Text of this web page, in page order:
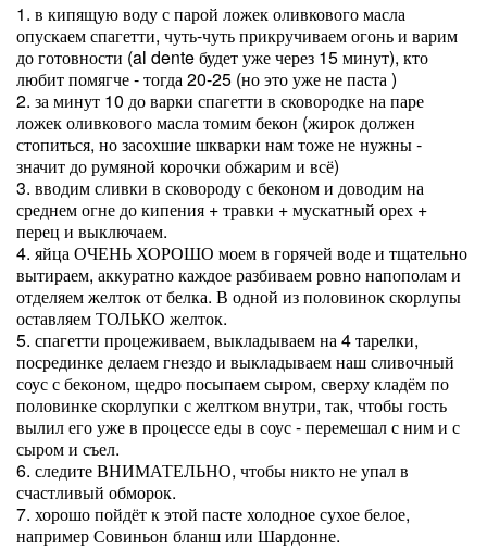
1. в кипящую воду с парой ложек оливкового масла
опускаем спагетти, чуть-чуть прикручиваем огонь и варим
до готовности (al dente будет уже через 15 минут), кто
любит помягче - тогда 20-25 (но это уже не паста )
2. за минут 10 до варки спагетти в сковородке на паре
ложек оливкового масла томим бекон (жирок должен
стопиться, но засохшие шкварки нам тоже не нужны -
значит до румяной корочки обжарим и всё)
3. вводим сливки в сковороду с беконом и доводим на
среднем огне до кипения + травки + мускатный орех +
перец и выключаем.
4. яйца ОЧЕНЬ ХОРОШО моем в горячей воде и тщательно
вытираем, аккуратно каждое разбиваем ровно напополам и
отделяем желток от белка. В одной из половинок скорлупы
оставляем ТОЛЬКО желток.
5. спагетти процеживаем, выкладываем на 4 тарелки,
посрединке делаем гнездо и выкладываем наш сливочный
соус с беконом, щедро посыпаем сыром, сверху кладём по
половинке скорлупки с желтком внутри, так, чтобы гость
вылил его уже в процессе еды в соус - перемешал с ним и с
сыром и съел.
6. следите ВНИМАТЕЛЬНО, чтобы никто не упал в
счастливый обморок.
7. хорошо пойдёт к этой пасте холодное сухое белое,
например Совиньон бланш или Шардонне.